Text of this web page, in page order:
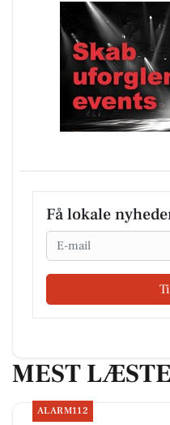
Få lokale
Email
MEST
ALARM112